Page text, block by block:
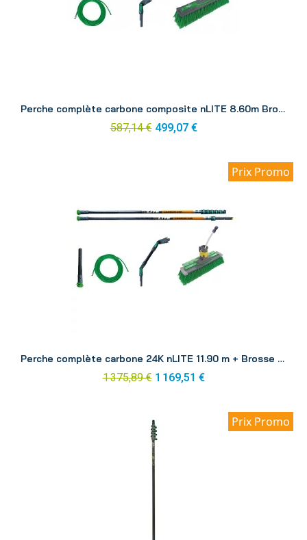
Perche complète carbone composite nLITE 8.60m Brosse CC85H
587,14 € 499,07 €
Prix Promo
Perche complète carbone 24K nLITE 11.90 m + Brosse CF12H
1 375,89 € 1 169,51 €
Prix Promo